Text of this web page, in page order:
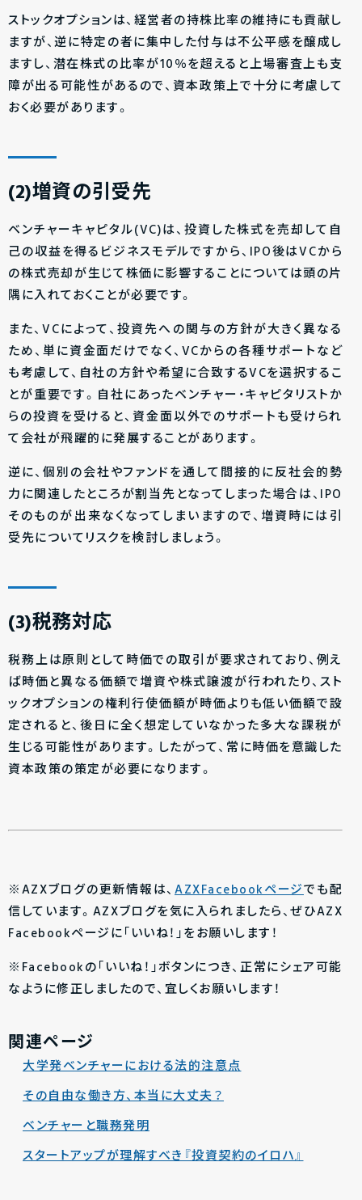
ストックオプションは、経営者の持株比率の維持にも貢献し
ますが、逆に特定の者に集中した付与は不公平感を醸成し
ますし、潜在株式の比率が10％を超えると上場審査上も支
障が出る可能性があるので、資本政策上で十分に考慮して
おく必要があります。
(2)増資の引受先
ベンチャーキャピタル(VC)は、投資した株式を売却して自
己の収益を得るビジネスモデルですから、IPO後はVCから
の株式売却が生じて株価に影響することについては頭の片
隅に入れておくことが必要です。
また、VCによって、投資先への関与の方針が大きく異なる
ため、単に資金面だけでなく、VCからの各種サポートなど
も考慮して、自社の方針や希望に合致するVCを選択するこ
とが重要です。自社にあったベンチャー・キャピタリストか
らの投資を受けると、資金面以外でのサポートも受けられ
て会社が飛躍的に発展することがあります。
逆に、個別の会社やファンドを通して間接的に反社会的勢
力に関連したところが割当先となってしまった場合は、IPO
そのものが出来なくなってしまいますので、増資時には引
受先についてリスクを検討しましょう。
(3)税務対応
税務上は原則として時価での取引が要求されており、例え
ば時価と異なる価額で増資や株式譲渡が行われたり、スト
ックオプションの権利行使価額が時価よりも低い価額で設
定されると、後日に全く想定していなかった多大な課税が
生じる可能性があります。したがって、常に時価を意識した
資本政策の策定が必要になります。
※AZXブログの更新情報は、 AZXFacebookページでも配
信しています。AZXブログを気に入られましたら、ぜひAZX
Facebookページに「いいね！」をお願いします！
※Facebookの「いいね！」ボタンにつき、正常にシェア可能
なように修正しましたので、宜しくお願いします！
関連ページ
大学発ベンチャーにおける法的注意点
その自由な働き方、本当に大丈夫？
ベンチャーと職務発明
スタートアップが理解すべき『投資契約のイロハ』